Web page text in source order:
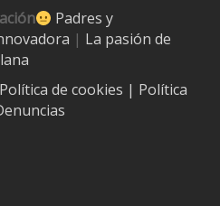
Padres y
| La pasión de
Política de cookies | Política